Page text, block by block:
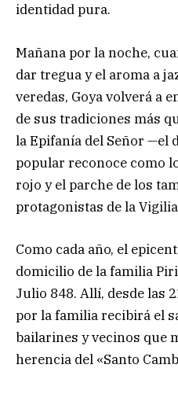
identidad pura.
Mañana por la noche,
dar tregua y el aroma a
veredas, Goya volverá a
de sus tradiciones más
la Epifanía del Señor —el
popular reconoce como
rojo y el parche de los
protagonistas de la Vigilia
Como cada año, el
domicilio de la familia
Julio 848. Allí, desde las
por la familia recibirá el
bailarines y vecinos que
herencia del «Santo